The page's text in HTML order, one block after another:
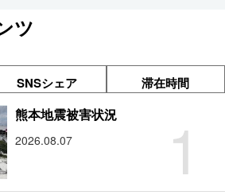
ツ
SNSシェア 滞在時間
1
熊本地震被害状況
2026.08.07